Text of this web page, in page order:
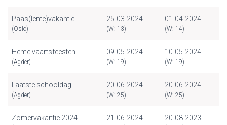
Paas(lente)vakantie
(Oslo)
25-03-2024
(W: 13)
01-04-2024
(W: 14)
Hemelvaartsfeesten
(Agder)
09-05-2024
(W: 19)
10-05-2024
(W: 19)
Laatste schooldag
(Agder)
20-06-2024
(W: 25)
20-06-2024
(W: 25)
Zomervakantie 2024 21-06-2024 20-08-2023